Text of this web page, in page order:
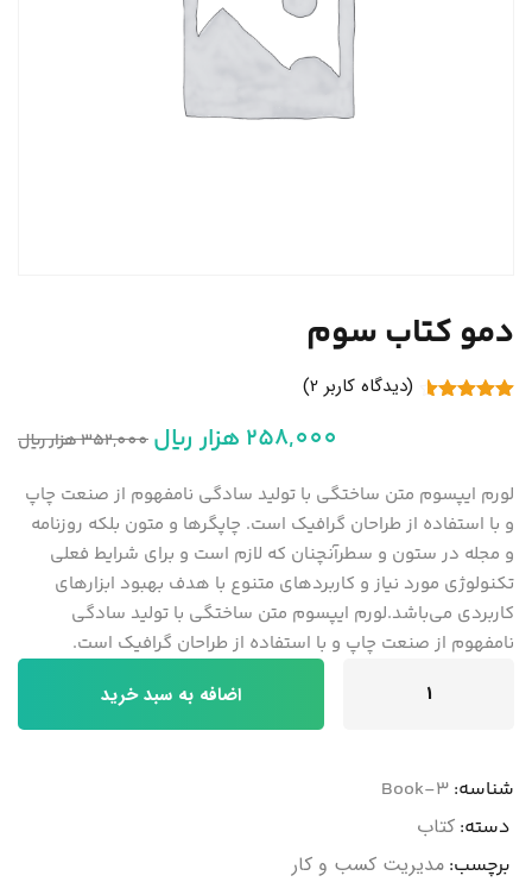
دمو کتاب سوم
(دیدگاه کاربر 2
)
352,000هزار ریال 258,000 هزار ریال
لورم ایپسوم متن ساختگی با تولید سادگی نامفهوم از صنعت چاپ
و با استفاده از طراحان گرافیک است. چاپگرها و متون بلکه روزنامه
و مجله در ستون و سطرآنچنان که لازم است و برای شرایط فعلی
تکنولوژی مورد نیاز و کاربردهای متنوع با هدف بهبود ابزارهای
کاربردی می‌باشد.لورم ایپسوم متن ساختگی با تولید سادگی
نامفهوم از صنعت چاپ و با استفاده از طراحان گرافیک است.
اضافه به سبد خرید
شناسه: Book-3
دسته: کتاب
برچسب: مدیریت کسب و کار